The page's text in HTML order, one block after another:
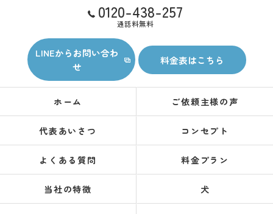
0120-438-257
通話料無料
LINEからお問い合わ
せ
料金表はこちら
ホーム ご依頼主様の声
代表あいさつ コンセプト
よくある質問 料金プラン
当社の特徴 犬